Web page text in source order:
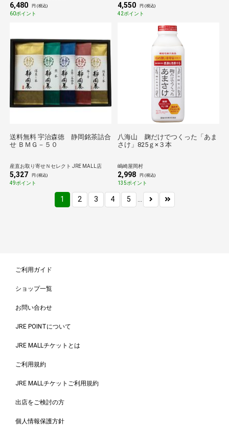
6,480 円 (税込)
60ポイント
4,550 円 (税込)
42ポイント
送料無料 宇治森徳 静岡銘茶詰合
せ ＢＭＧ－５０
産直お取り寄せＮセレクト JRE MALL店
5,327 円 (税込)
49ポイント
八海山 麹だけでつくった「あま
さけ」825ｇ×３本
嶋崎屋岡村
2,998 円 (税込)
135ポイント
1 2 3 4 5
ご利用ガイド
ショップ一覧
お問い合わせ
JRE POINTについて
JRE MALLチケットとは
ご利用規約
JRE MALLチケットご利用規約
出店をご検討の方
個人情報保護方針